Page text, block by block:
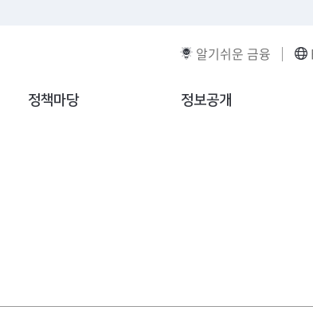
알기쉬운 금융
정책마당 정보공개